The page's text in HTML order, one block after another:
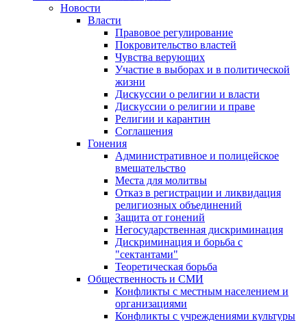
Новости
Власти
Правовое регулирование
Покровительство властей
Чувства верующих
Участие в выборах и в политической
жизни
Дискуссии о религии и власти
Дискуссии о религии и праве
Религии и карантин
Соглашения
Гонения
Административное и полицейское
вмешательство
Места для молитвы
Отказ в регистрации и ликвидация
религиозных объединений
Защита от гонений
Негосударственная дискриминация
Дискриминация и борьба с
"сектантами"
Теоретическая борьба
Общественность и СМИ
Конфликты с местным населением и
организациями
Конфликты с учреждениями культуры